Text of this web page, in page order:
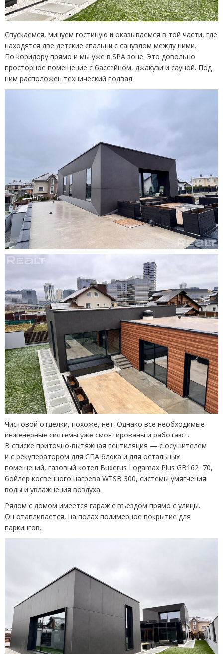
Спускаемся, минуем гостиную и оказываемся в той части, где
находятся две детские спальни с санузлом между ними.
По коридору прямо и мы уже в SPA зоне. Это довольно
просторное помещение с бассейном, джакузи и сауной. Под
ним расположен технический подвал.
Чистовой отделки, похоже, нет. Однако все необходимые
инженерные системы уже смонтированы и работают.
В списке приточно-вытяжная вентиляция — с осушителем
и с рекуператором для СПА блока и для остальных
помещений, газовый котел Buderus Logamax Plus GB162−70,
бойлер косвенного нагрева WTSB 300, системы умягчения
воды и увлажнения воздуха.
Рядом с домом имеется гараж с въездом прямо с улицы.
Он отапливается, на полах полимерное покрытие для
паркингов.